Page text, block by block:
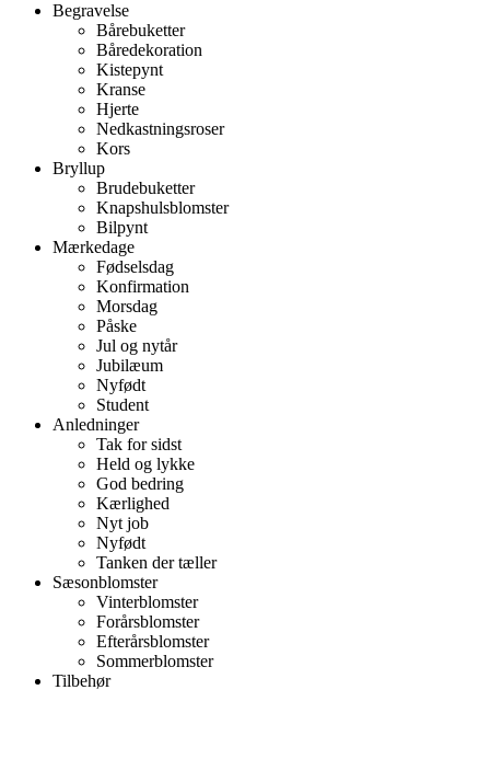
Begravelse
Bårebuketter
Båredekoration
Kistepynt
Kranse
Hjerte
Nedkastningsroser
Kors
Bryllup
Brudebuketter
Knapshulsblomster
Bilpynt
Mærkedage
Fødselsdag
Konfirmation
Morsdag
Påske
Jul og nytår
Jubilæum
Nyfødt
Student
Anledninger
Tak for sidst
Held og lykke
God bedring
Kærlighed
Nyt job
Nyfødt
Tanken der tæller
Sæsonblomster
Vinterblomster
Forårsblomster
Efterårsblomster
Sommerblomster
Tilbehør